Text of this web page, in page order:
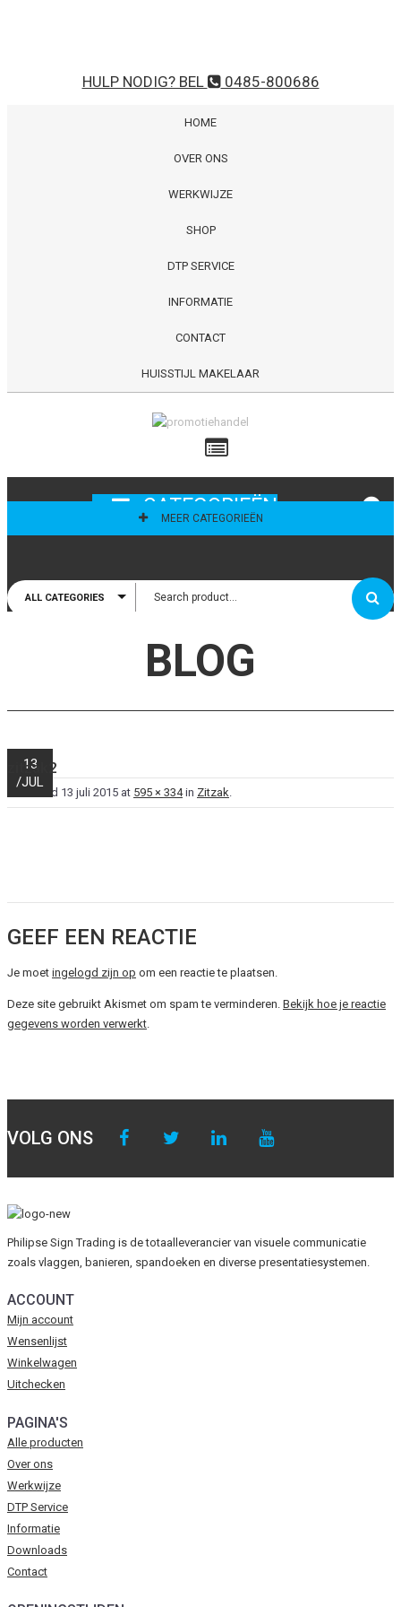
HULP NODIG? BEL 0485-800686
HOME
OVER ONS
WERKWIJZE
SHOP
DTP SERVICE
INFORMATIE
CONTACT
HUISSTIJL MAKELAAR
CATEGORIEËN
MEER CATEGORIEËN
ALL CATEGORIES
BLOG
13
/JUL
zitzak2
Published 13 juli 2015 at 595 × 334in Zitzak.
GEEF EEN REACTIE
Je moet ingelogd zijn op om een reactie te plaatsen.
Deze site gebruikt Akismet om spam te verminderen. Bekijk hoe je reactie
gegevens worden verwerkt.
VOLG ONS
Philipse Sign Trading is de totaalleverancier van visuele communicatie
zoals vlaggen, banieren, spandoeken en diverse presentatiesystemen.
ACCOUNT
Mijn account
Wensenlijst
Winkelwagen
Uitchecken
PAGINA'S
Alle producten
Over ons
Werkwijze
DTP Service
Informatie
Downloads
Contact